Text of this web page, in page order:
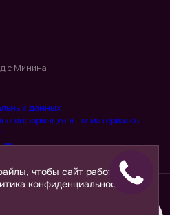
с Минина
данных
информационных материалов
с профессиональными
публичной офертой.
ознакомительный характер. Для
в отдел продаж. Проектная
чтобы сайт работал
конфиденциальности